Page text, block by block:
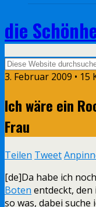
die
3. Februar 2009 • 15
Ich wäre ein
Frau
Teilen Tweet
[de]Da habe ich
Boten entdeckt,
so was, dabei suche